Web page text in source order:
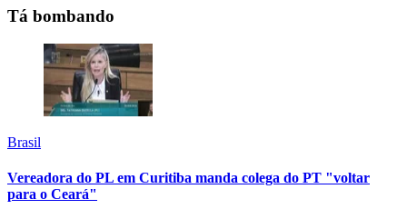
Tá bombando
Brasil
Vereadora do PL em Curitiba manda colega do PT "voltar
para o Ceará"